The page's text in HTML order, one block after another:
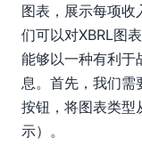
图表，展示每项收
们可以对XBRL图
能够以一种有利于
息。首先，我们需
按钮，将图表类型
示）。